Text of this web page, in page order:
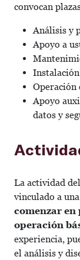
convocan
Análisis y
Apoyo a
Operación
Apoyo
datos y
La actividad
vinculado a
comenzar en
operación
experiencia,
el análisis y